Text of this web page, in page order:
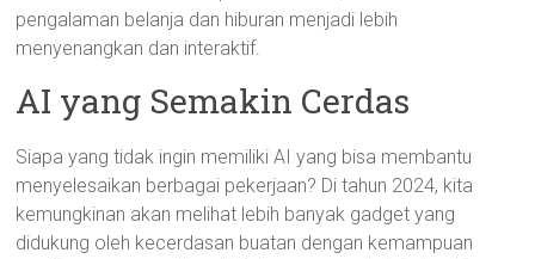
pengalaman belanja dan hiburan menjadi lebih
menyenangkan dan interaktif.
AI yang Semakin Cerdas
Siapa yang tidak ingin memiliki AI yang bisa membantu
menyelesaikan berbagai pekerjaan? Di tahun 2024, kita
kemungkinan akan melihat lebih banyak gadget yang
didukung oleh kecerdasan buatan dengan kemampuan